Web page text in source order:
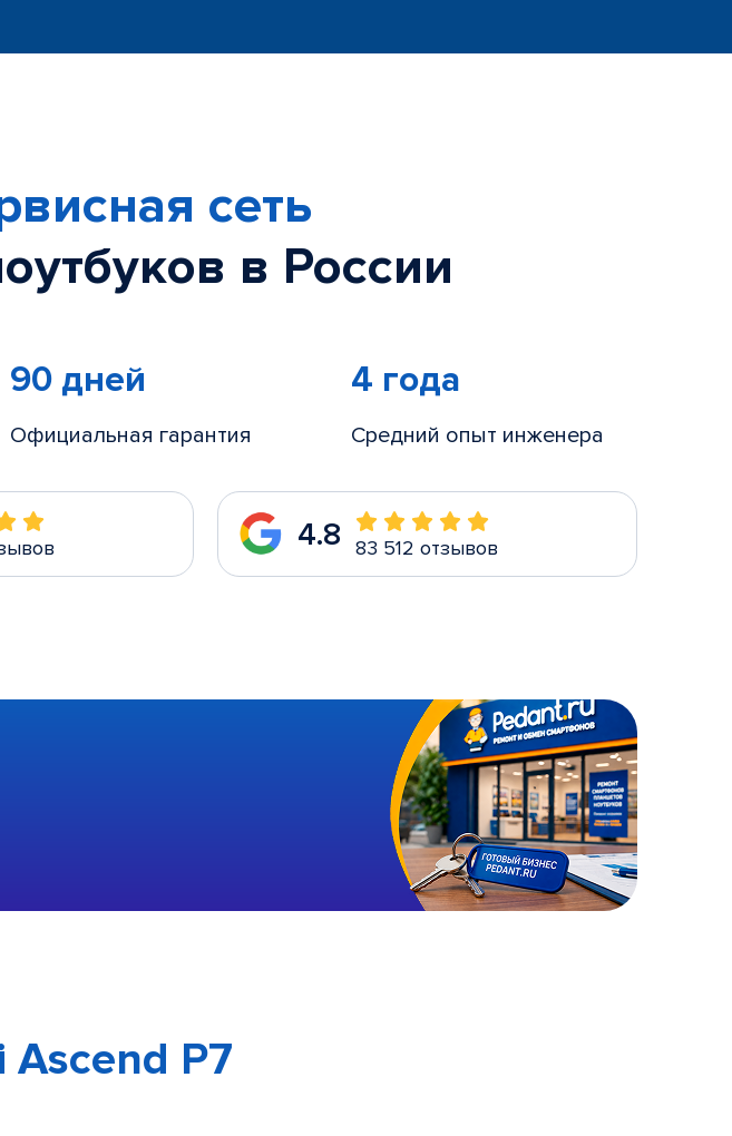
сеть
в России
90 дней
Официальная гарантия
4 года
Средний опыт инженера
4.8 83 512 отзывов
Ascend P7